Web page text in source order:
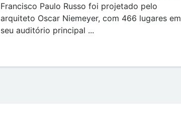
Francisco Paulo Russo foi projetado pelo
arquiteto Oscar Niemeyer, com 466 lugares em
seu auditório principal ...